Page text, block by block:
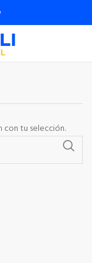
con tu selección.